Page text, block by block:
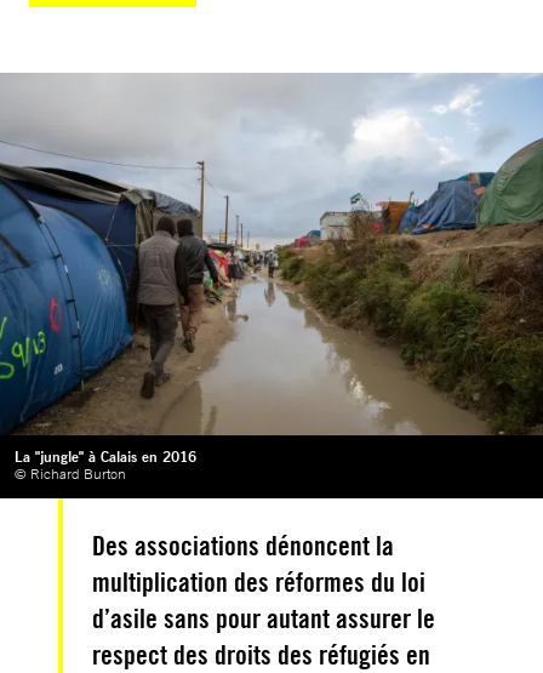
La "jungle" à Calais en 2016
© Richard Burton
Des associations dénoncent la
multiplication des réformes du loi
d’asile sans pour autant assurer le
respect des droits des réfugiés en